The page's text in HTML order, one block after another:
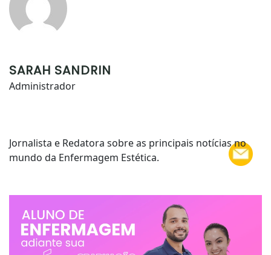
SARAH SANDRIN
Administrador
Jornalista e Redatora sobre as principais notícias no
mundo da Enfermagem Estética.